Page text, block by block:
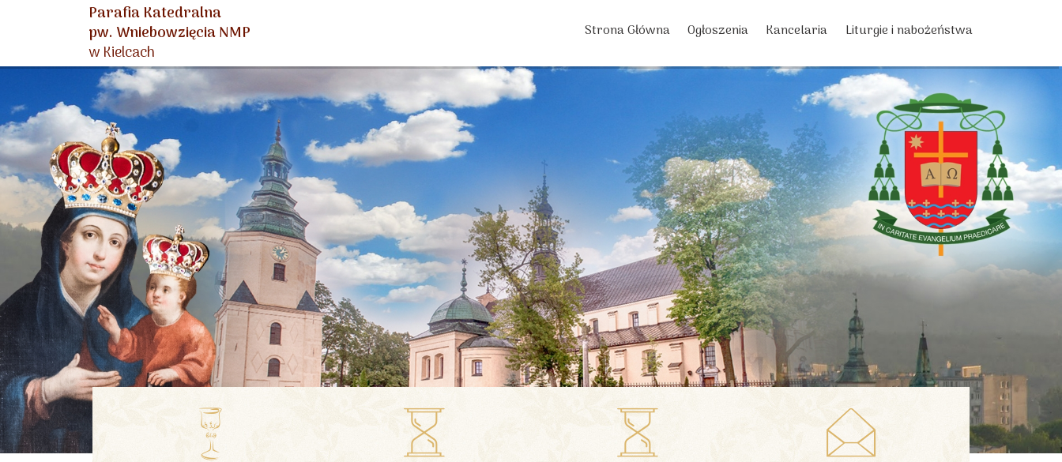
Parafia Katedralna
pw. Wniebowzięcia NMP
w Kielcach
Strona Główna Ogłoszenia Kancelaria Liturgie i nabożeństwa